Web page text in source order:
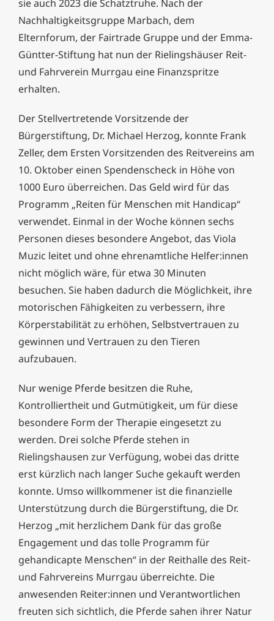
sie auch 2023 die Schatztruhe. Nach der
Nachhaltigkeitsgruppe Marbach, dem
Elternforum, der Fairtrade Gruppe und der Emma-
Güntter-Stiftung hat nun der Rielingshäuser Reit-
und Fahrverein Murrgau eine Finanzspritze
erhalten.
Der Stellvertretende Vorsitzende der
Bürgerstiftung, Dr. Michael Herzog, konnte Frank
Zeller, dem Ersten Vorsitzenden des Reitvereins am
10. Oktober einen Spendenscheck in Höhe von
1000 Euro überreichen. Das Geld wird für das
Programm „Reiten für Menschen mit Handicap“
verwendet. Einmal in der Woche können sechs
Personen dieses besondere Angebot, das Viola
Muzic leitet und ohne ehrenamtliche Helfer:innen
nicht möglich wäre, für etwa 30 Minuten
besuchen. Sie haben dadurch die Möglichkeit, ihre
motorischen Fähigkeiten zu verbessern, ihre
Körperstabilität zu erhöhen, Selbstvertrauen zu
gewinnen und Vertrauen zu den Tieren
aufzubauen.
Nur wenige Pferde besitzen die Ruhe,
Kontrolliertheit und Gutmütigkeit, um für diese
besondere Form der Therapie eingesetzt zu
werden. Drei solche Pferde stehen in
Rielingshausen zur Verfügung, wobei das dritte
erst kürzlich nach langer Suche gekauft werden
konnte. Umso willkommener ist die finanzielle
Unterstützung durch die Bürgerstiftung, die Dr.
Herzog „mit herzlichem Dank für das große
Engagement und das tolle Programm für
gehandicapte Menschen“ in der Reithalle des Reit-
und Fahrvereins Murrgau überreichte. Die
anwesenden Reiter:innen und Verantwortlichen
freuten sich sichtlich, die Pferde sahen ihrer Natur